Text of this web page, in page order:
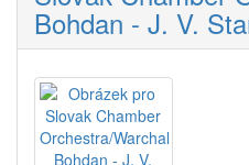
Bohdan - J. V.